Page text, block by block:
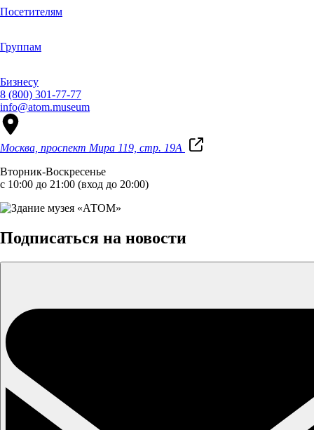
Посетителям
Группам
Бизнесу
8 (800) 301-77-77
info@atom.museum
Москва, проспект Мира 119, стр. 19А
Вторник-Воскресенье
с 10:00 до 21:00 (вход до 20:00)
Подписаться на новости